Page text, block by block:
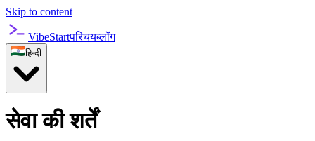
Skip to content
VibeStartपरिचयब्लॉग
हिन्दी
सेवा की शर्तें